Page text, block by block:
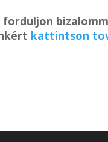
forduljon
kattintson